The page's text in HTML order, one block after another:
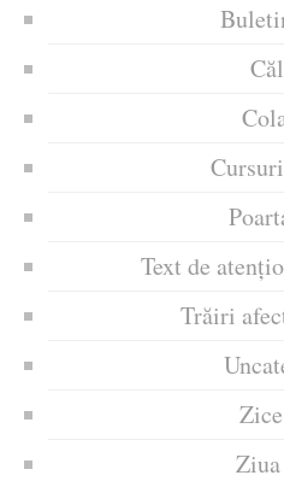
Text de
Trăiri